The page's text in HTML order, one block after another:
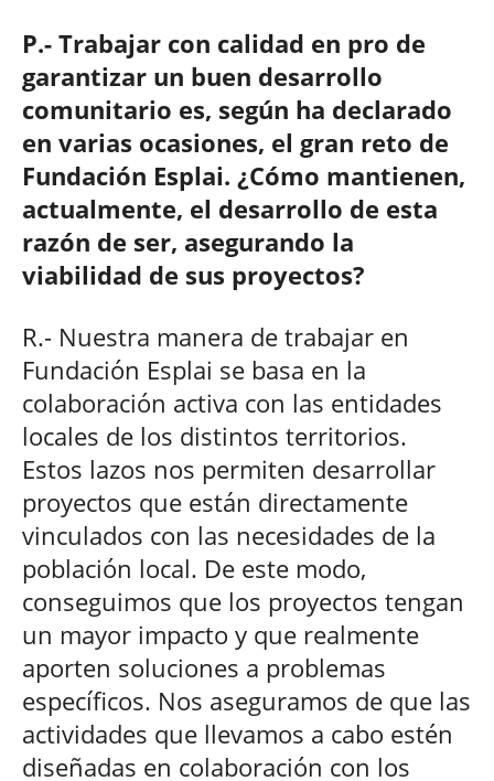
P.- Trabajar con calidad en pro de
garantizar un buen desarrollo
comunitario es, según ha declarado
en varias ocasiones, el gran reto de
Fundación Esplai. ¿Cómo mantienen,
actualmente, el desarrollo de esta
razón de ser, asegurando la
viabilidad de sus proyectos?
R.- Nuestra manera de trabajar en
Fundación Esplai se basa en la
colaboración activa con las entidades
locales de los distintos territorios.
Estos lazos nos permiten desarrollar
proyectos que están directamente
vinculados con las necesidades de la
población local. De este modo,
conseguimos que los proyectos tengan
un mayor impacto y que realmente
aporten soluciones a problemas
específicos. Nos aseguramos de que las
actividades que llevamos a cabo estén
diseñadas en colaboración con los